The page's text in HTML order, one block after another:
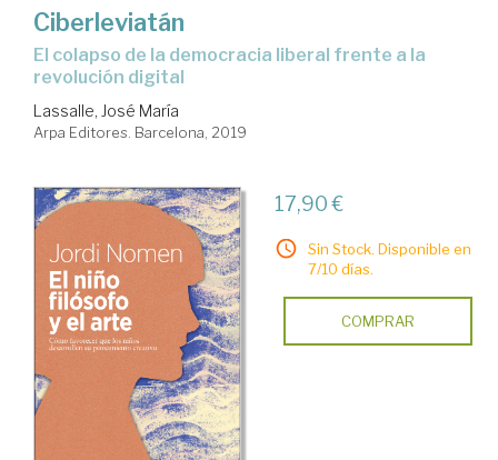
Ciberleviatán
el colapso de la democracia liberal frente a la
revolución digital
Lassalle, José María
Arpa Editores. Barcelona, 2019
17,90 €
Sin Stock. Disponible en
7/10 días.
COMPRAR